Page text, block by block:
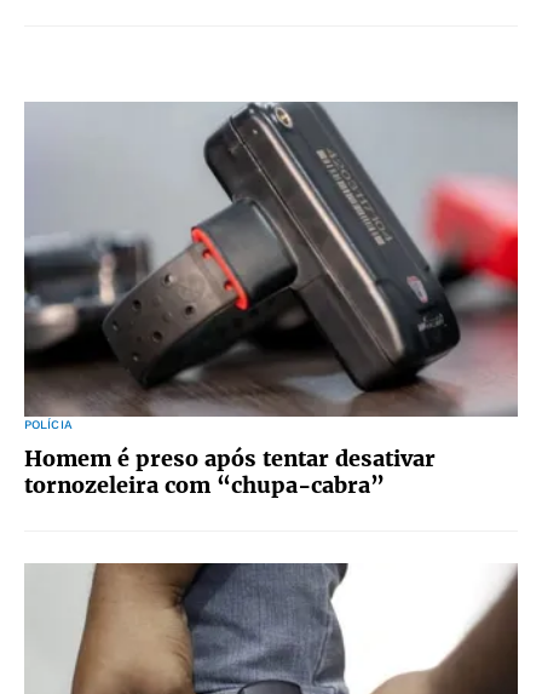
POLÍCIA
Homem é preso após tentar desativar
tornozeleira com “chupa-cabra”